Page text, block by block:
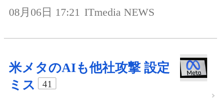
08月06日 17:21 ITmedia NEWS
米メタのAIも他社攻撃 設定
ミス
41